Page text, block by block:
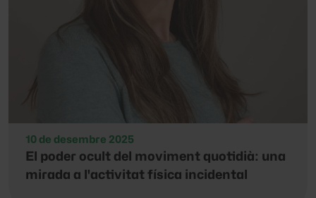
10 de desembre 2025
El poder ocult del moviment quotidià: una
mirada a l'activitat física incidental